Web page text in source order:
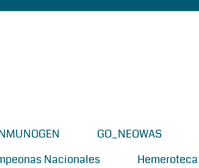
GO_NEOWAS
Nacionales Hemeroteca